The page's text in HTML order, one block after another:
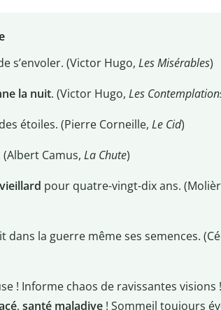
s’envoler. (Victor Hugo, Les Misérables)
la nuit. (Victor Hugo, Les
étoiles. (Pierre Corneille, Le Cid)
(Albert Camus, La Chute)
pour quatre-vingt-dix ans.
dans la guerre même ses semences.
! Informe chaos de ravissantes visions !
, santé maladive! Sommeil toujours